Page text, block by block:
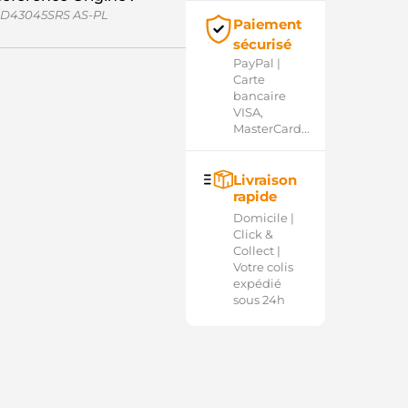
AS-PL
Paiement
sécurisé
PayPal |
Carte
bancaire
VISA,
MasterCard...
Livraison
rapide
Domicile |
Click &
Collect |
Votre colis
expédié
sous 24h